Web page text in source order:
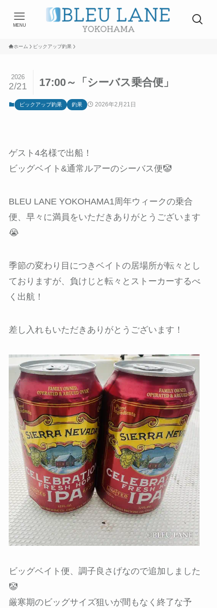
MENU
ホーム ピックアップ釣果
17:00～「シーバス乗合便」
2026
2/21
ピックアップ釣果 釣果 2026年2月21日
ゲスト4名様で出船！
ビッグベイト&通常ルアーのシーバス便🤡
BLEU LANE YOKOHAMA1周年ウィークの乗合
便、早々に満員をいただきありがとうございます
😭
季節の変わり目につきベイトの居場所が転々とし
ておりますが、負けじと転々とストーカーするべ
く出航！
差し入れもいただきありがとうございます！
ビッグベイト便、調子良さげなので追加しました
🤡
厳寒期のビッグサイズ狙いが間もなく終了な予